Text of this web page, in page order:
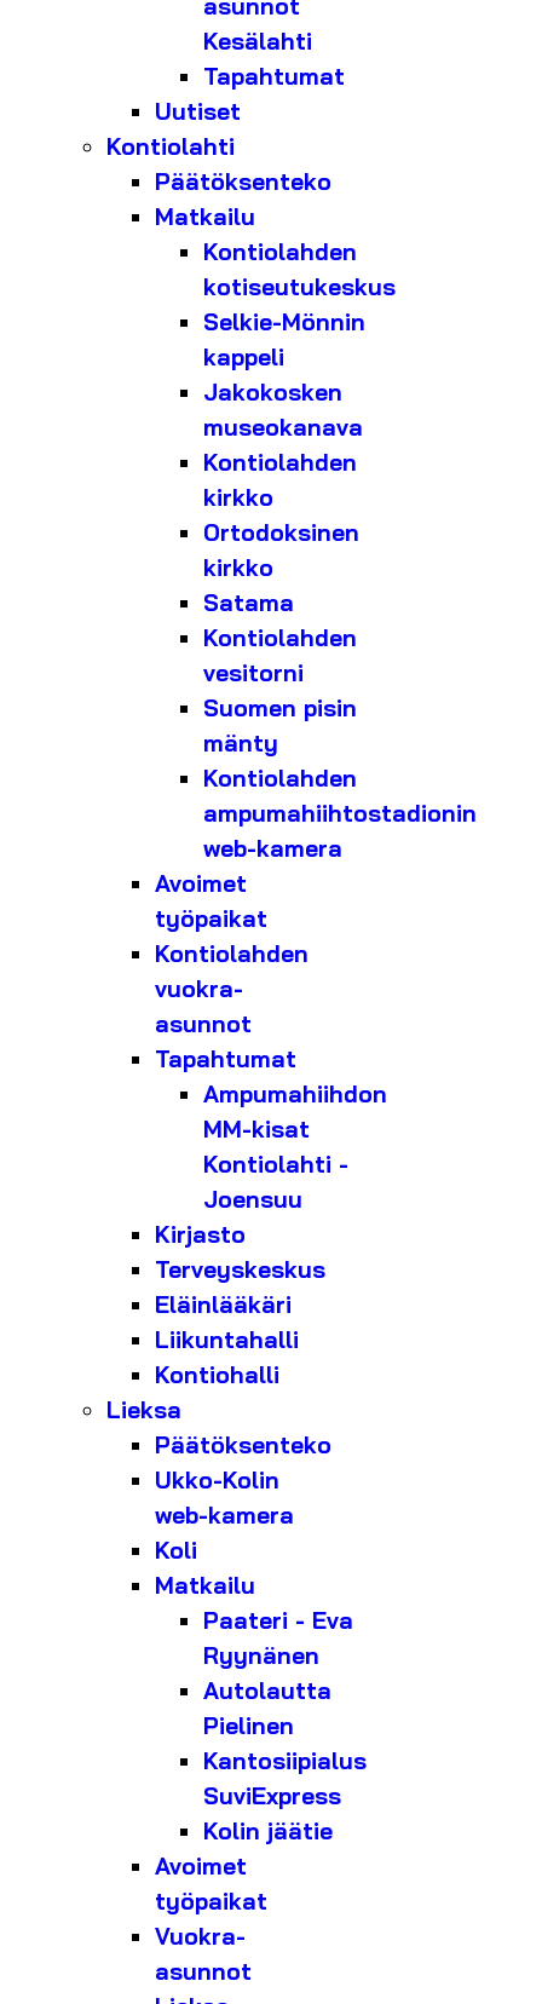
asunnot
Kesälahti
Tapahtumat
Uutiset
Kontiolahti
Päätöksenteko
Matkailu
Kontiolahden
kotiseutukeskus
Selkie-Mönnin
kappeli
Jakokosken
museokanava
Kontiolahden
kirkko
Ortodoksinen
kirkko
Satama
Kontiolahden
vesitorni
Suomen pisin
mänty
Kontiolahden
ampumahiihtostadionin
web-kamera
Avoimet
työpaikat
Kontiolahden
vuokra-
asunnot
Tapahtumat
Ampumahiihdon
MM-kisat
Kontiolahti -
Joensuu
Kirjasto
Terveyskeskus
Eläinlääkäri
Liikuntahalli
Kontiohalli
Lieksa
Päätöksenteko
Ukko-Kolin
web-kamera
Koli
Matkailu
Paateri - Eva
Ryynänen
Autolautta
Pielinen
Kantosiipialus
SuviExpress
Kolin jäätie
Avoimet
työpaikat
Vuokra-
asunnot